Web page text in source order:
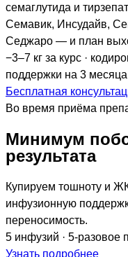
семаглутида и
Семавик, Инсудайв,
Седжаро — и план
−3–7 кг за курс ·
поддержки на 3 месяца
Бесплатная
Во время приёма
Минимум
результата
Купируем тошноту и
инфузионную
переносимость.
5 инфузий · 5-разовое
Узнать подробнее